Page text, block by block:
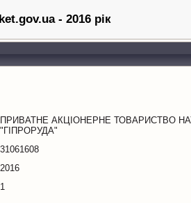
- 2016 рік
ПРИВАТНЕ АКЦІОНЕРНЕ ТОВАРИСТВО
"ГІПРОРУДА"
31061608
2016
1